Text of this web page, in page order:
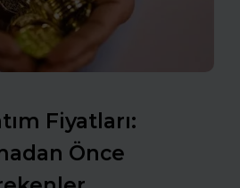
Fiyatları:
Önce